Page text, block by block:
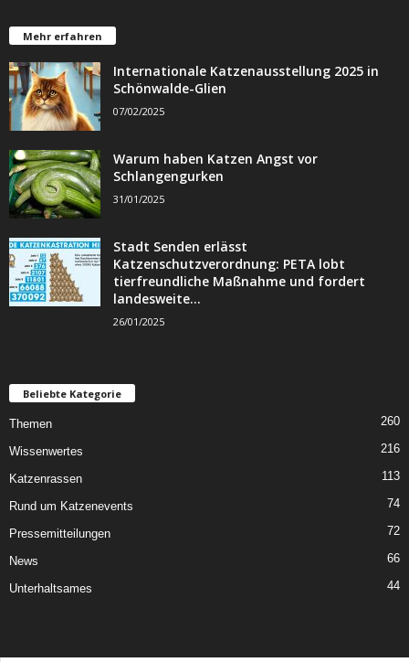
Mehr erfahren
Internationale Katzenausstellung 2025 in
Schönwalde-Glien
07/02/2025
Warum haben Katzen Angst vor
Schlangengurken
31/01/2025
Stadt Senden erlässt
Katzenschutzverordnung: PETA lobt
tierfreundliche Maßnahme und fordert
landesweite...
26/01/2025
Beliebte Kategorie
Themen 260
Wissenwertes 216
Katzenrassen 113
Rund um Katzenevents 74
Pressemitteilungen 72
News 66
Unterhaltsames 44